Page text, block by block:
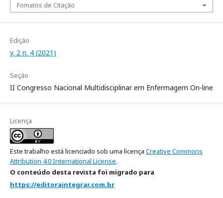
Fomatos de Citação
Edição
v. 2 n. 4 (2021)
Seção
II Congresso Nacional Multidisciplinar em Enfermagem On-line
Licença
Este trabalho está licenciado sob uma licença Creative Commons
Attribution 4.0 International License.
O conteúdo desta revista foi migrado para
https://editoraintegrar.com.br